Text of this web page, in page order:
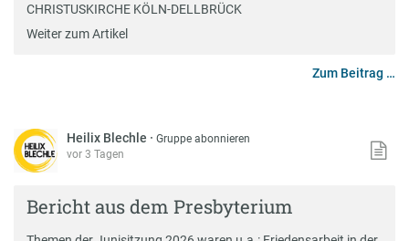
CHRISTUSKIRCHE KÖLN-DELLBRÜCK
Weiter zum Artikel
Zum Beitrag …
Heilix Blechle ·Gruppe abonnieren
vor 3 Tagen
Bericht aus dem Presbyterium